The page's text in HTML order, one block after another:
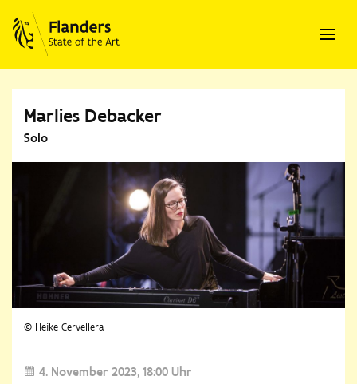
Marlies Debacker
Solo
© Heike Cervellera
4. November 2023 18:00 Uhr